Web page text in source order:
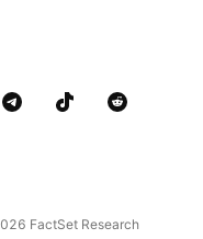
FactSet Research